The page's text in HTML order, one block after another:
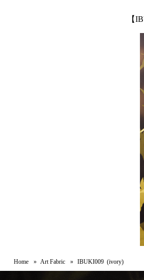
【
Home Art Fabric IBUKI009 (ivory)